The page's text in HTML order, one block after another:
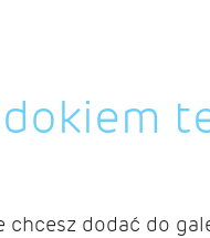
chcesz dodać do